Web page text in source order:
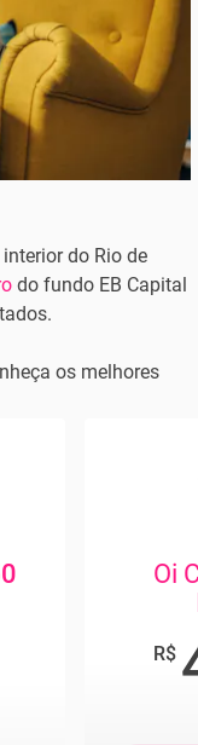
do Rio de
do fundo EB Capital
os melhores
Oi
R$